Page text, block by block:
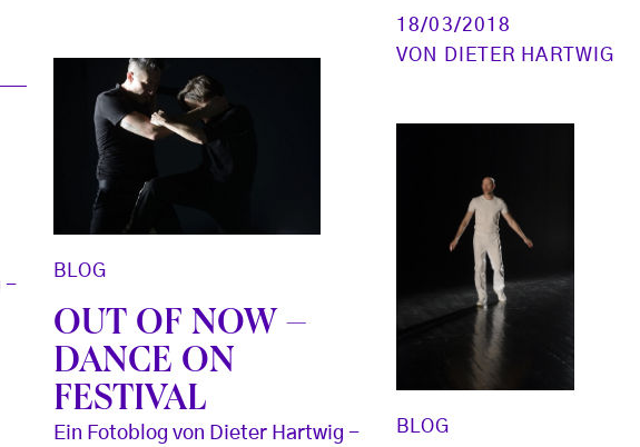
18/03/2018
VON
DIETER HARTWIG
BLOG
OUT OF NOW –
DANCE ON
FESTIVAL
Ein Fotoblog von Dieter Hartwig -
-
BLOG